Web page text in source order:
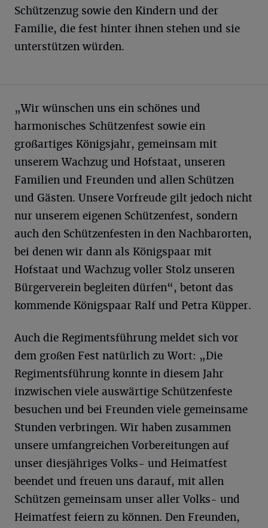
Schützenzug sowie den Kindern und der
Familie, die fest hinter ihnen stehen und sie
unterstützen würden.
„Wir wünschen uns ein schönes und
harmonisches Schützenfest sowie ein
großartiges Königsjahr, gemeinsam mit
unserem Wachzug und Hofstaat, unseren
Familien und Freunden und allen Schützen
und Gästen. Unsere Vorfreude gilt jedoch nicht
nur unserem eigenen Schützenfest, sondern
auch den Schützenfesten in den Nachbarorten,
bei denen wir dann als Königspaar mit
Hofstaat und Wachzug voller Stolz unseren
Bürgerverein begleiten dürfen“, betont das
kommende Königspaar Ralf und Petra Küpper.
Auch die Regimentsführung meldet sich vor
dem großen Fest natürlich zu Wort: „Die
Regimentsführung konnte in diesem Jahr
inzwischen viele auswärtige Schützenfeste
besuchen und bei Freunden viele gemeinsame
Stunden verbringen. Wir haben zusammen
unsere umfangreichen Vorbereitungen auf
unser diesjähriges Volks- und Heimatfest
beendet und freuen uns darauf, mit allen
Schützen gemeinsam unser aller Volks- und
Heimatfest feiern zu können. Den Freunden,